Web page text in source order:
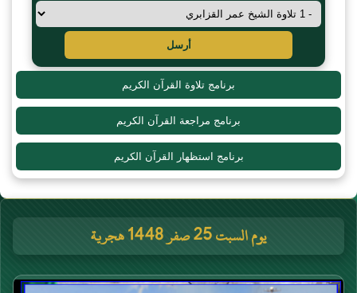
أرسل
برنامج تلاوة القرآن الكريم
برنامج مراجعة القرآن الكريم
برنامج استظهار القرآن الكريم
يوم السبت 25 صفر 1448 هجرية